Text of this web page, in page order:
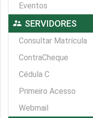
Eventos
supervisor_account SERVIDORES
Consultar Matrícula
ContraCheque
Cédula C
Primeiro Acesso
Webmail